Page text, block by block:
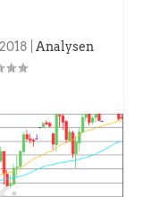
Analysen